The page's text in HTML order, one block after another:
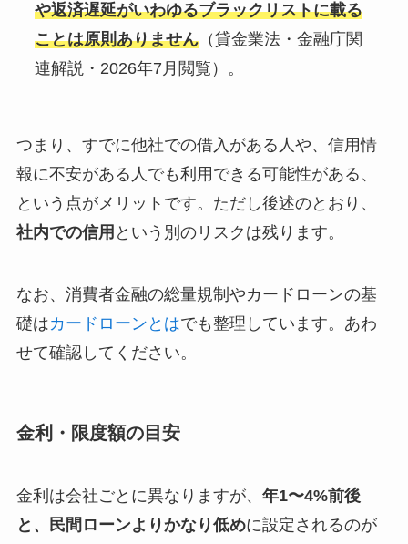
や返済遅延がいわゆるブラックリストに載る
ことは原則ありません（貸金業法・金融庁関
連解説・2026年7月閲覧）。
つまり、すでに他社での借入がある人や、信用情
報に不安がある人でも利用できる可能性がある、
という点がメリットです。ただし後述のとおり、
社内での信用 という別のリスクは残ります。
なお、消費者金融の総量規制やカードローンの基
礎はカードローンとはでも整理しています。あわ
せて確認してください。
金利・限度額の目安
金利は会社ごとに異なりますが、 年1〜4%前後
と、民間ローンよりかなり低めに設定されるのが